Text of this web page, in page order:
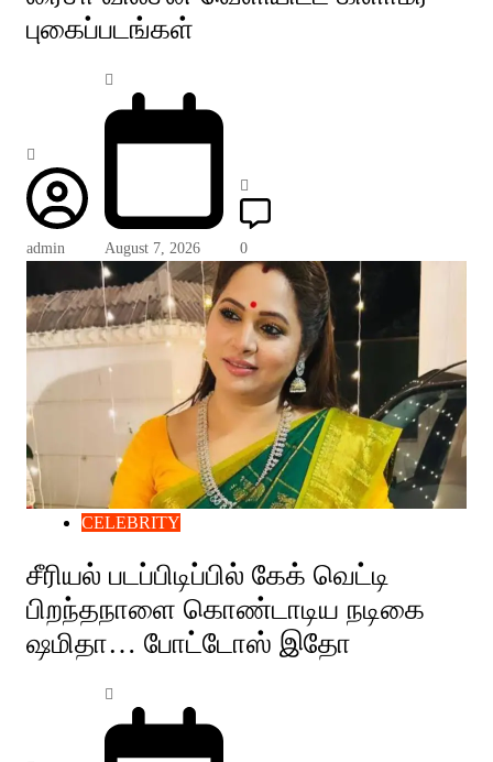
புகைப்படங்கள்
admin August 7, 2026 0
CELEBRITY
சீரியல் படப்பிடிப்பில் கேக் வெட்டி
பிறந்தநாளை கொண்டாடிய நடிகை
ஷமிதா… போட்டோஸ் இதோ